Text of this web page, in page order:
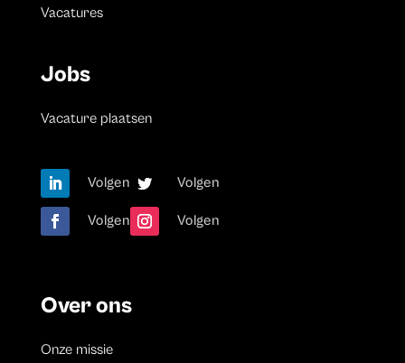
Vacatures
Jobs
Vacature plaatsen
Volgen Volgen
Volgen Volgen
Over ons
Onze missie